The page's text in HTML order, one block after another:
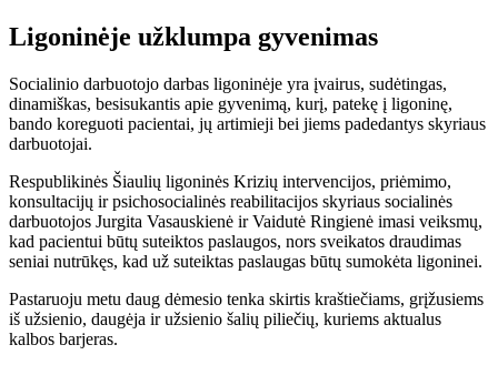
Ligoninėje užklumpa gyvenimas
Socialinio darbuotojo darbas ligoninėje yra įvairus, sudėtingas,
dinamiškas, besisukantis apie gyvenimą, kurį, patekę į ligoninę,
bando koreguoti pacientai, jų artimieji bei jiems padedantys skyriaus
darbuotojai.
Respublikinės Šiaulių ligoninės Krizių intervencijos, priėmimo,
konsultacijų ir psichosocialinės reabilitacijos skyriaus socialinės
darbuotojos Jurgita Vasauskienė ir Vaidutė Ringienė imasi veiksmų,
kad pacientui būtų suteiktos paslaugos, nors sveikatos draudimas
seniai nutrūkęs, kad už suteiktas paslaugas būtų sumokėta ligoninei.
Pastaruoju metu daug dėmesio tenka skirtis kraštiečiams, grįžusiems
iš užsienio, daugėja ir užsienio šalių piliečių, kuriems aktualus
kalbos barjeras.